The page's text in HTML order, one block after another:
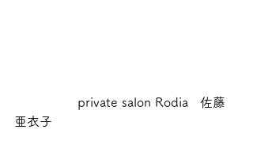
private salon Rodia   佐藤
亜衣子